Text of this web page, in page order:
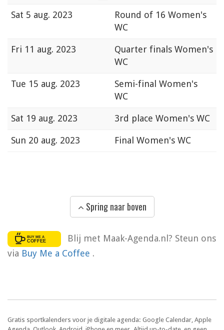
Sat 5 aug. 2023
Round of 16 Women's
WC
Fri 11 aug. 2023
Quarter finals Women's
WC
Tue 15 aug. 2023
Semi-final Women's
WC
Sat 19 aug. 2023 3rd place Women's WC
Sun 20 aug. 2023 Final Women's WC
Spring naar boven
Blij met Maak-Agenda.nl? Steun ons
via Buy Me a Coffee .
Gratis sportkalenders voor je digitale agenda: Google Calendar, Apple